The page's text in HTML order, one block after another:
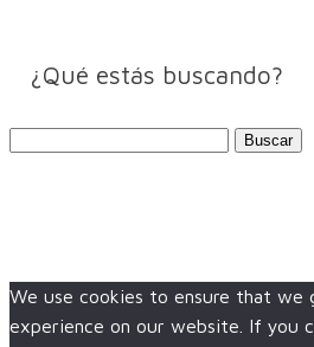
¿Qué estás buscando?
We use cookies to ensure that we
experience on our website. If you